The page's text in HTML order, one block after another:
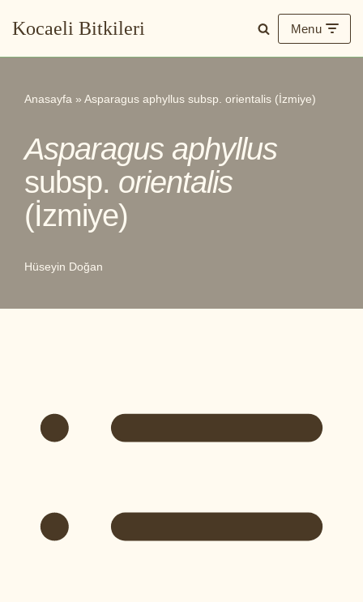
Kocaeli Bitkileri Menu
Anasayfa » Asparagus aphyllus subsp. orientalis (İzmiye)
Asparagus aphyllus
subsp. orientalis
(İzmiye)
Hüseyin Doğan